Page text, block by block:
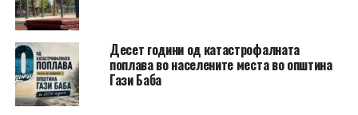
Десет години од катастрофалната
поплава во населените места во општина
Гази Баба